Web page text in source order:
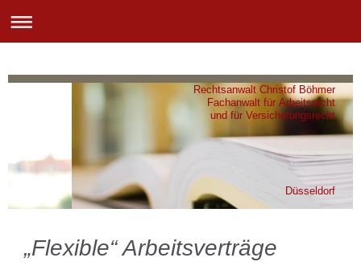
Rechtsanwalt Christof Böhmer
Fachanwalt für Arbeitsrecht
und für Versicherungsrecht
Düsseldorf
„Flexible“ Arbeitsverträge